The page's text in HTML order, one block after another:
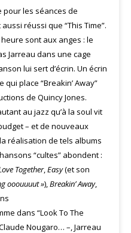
pour les séances de
aussi réussi que “This Time”.
sont aux anges : le
Jarreau dans une cage
lui sert d’écrin. Un écrin
place “Breakin’ Away”
de Quincy Jones.
au jazz qu’à la soul vit
– et de nouveaux
réalisation de tels albums
“cultes” abondent :
Together,Easy(et son
ooouuuut »),Breakin’ Away,
dans “Look To The
Nougaro… –, Jarreau